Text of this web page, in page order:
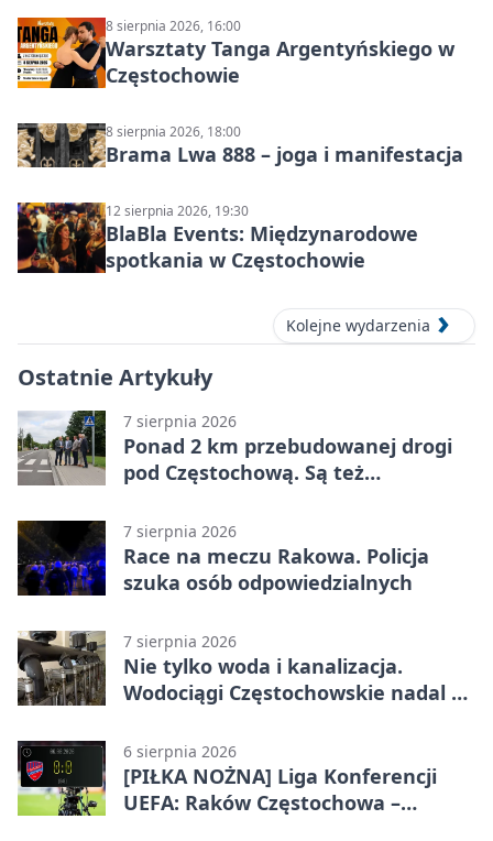
8 sierpnia 2026, 16:00
Warsztaty Tanga Argentyńskiego w
Częstochowie
8 sierpnia 2026, 18:00
Brama Lwa 888 – joga i manifestacja
12 sierpnia 2026, 19:30
BlaBla Events: Międzynarodowe
spotkania w Częstochowie
Kolejne wydarzenia
Ostatnie Artykuły
7 sierpnia 2026
Ponad 2 km przebudowanej drogi
pod Częstochową. Są też
7 sierpnia 2026
Race na meczu Rakowa. Policja
szuka osób odpowiedzialnych
7 sierpnia 2026
Nie tylko woda i kanalizacja.
Wodociągi Częstochowskie nadal w
6 sierpnia 2026
[PIŁKA NOŻNA] Liga Konferencji
UEFA: Raków Częstochowa –